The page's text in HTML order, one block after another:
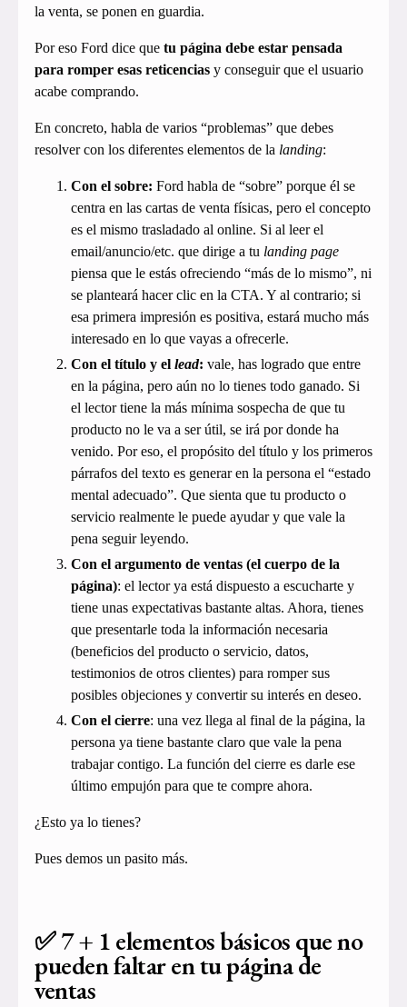
la venta, se ponen en guardia.
Por eso Ford dice que tu página debe estar pensada
para romper esas reticencias y conseguir que el usuario
acabe comprando.
En concreto, habla de varios “problemas” que debes
resolver con los diferentes elementos de la landing:
Con el sobre: Ford habla de “sobre” porque él se
centra en las cartas de venta físicas, pero el concepto
es el mismo trasladado al online. Si al leer el
email/anuncio/etc. que dirige a tu landing page
piensa que le estás ofreciendo “más de lo mismo”, ni
se planteará hacer clic en la CTA. Y al contrario; si
esa primera impresión es positiva, estará mucho más
interesado en lo que vayas a ofrecerle.
Con el título y el lead: vale, has logrado que entre
en la página, pero aún no lo tienes todo ganado. Si
el lector tiene la más mínima sospecha de que tu
producto no le va a ser útil, se irá por donde ha
venido. Por eso, el propósito del título y los primeros
párrafos del texto es generar en la persona el “estado
mental adecuado”. Que sienta que tu producto o
servicio realmente le puede ayudar y que vale la
pena seguir leyendo.
Con el argumento de ventas (el cuerpo de la
página): el lector ya está dispuesto a escucharte y
tiene unas expectativas bastante altas. Ahora, tienes
que presentarle toda la información necesaria
(beneficios del producto o servicio, datos,
testimonios de otros clientes) para romper sus
posibles objeciones y convertir su interés en deseo.
Con el cierre: una vez llega al final de la página, la
persona ya tiene bastante claro que vale la pena
trabajar contigo. La función del cierre es darle ese
último empujón para que te compre ahora.
¿Esto ya lo tienes?
Pues demos un pasito más.
✅ 7 + 1 elementos básicos que no
pueden faltar en tu página de
ventas